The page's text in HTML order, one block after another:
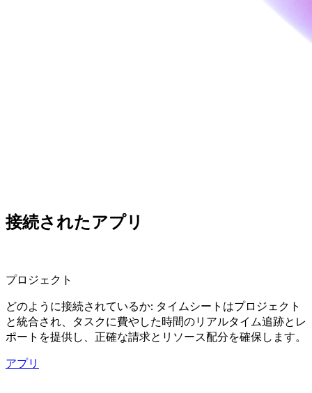
接続されたアプリ
プロジェクト
どのように接続されているか: タイムシートはプロジェクト
と統合され、タスクに費やした時間のリアルタイム追跡とレ
ポートを提供し、正確な請求とリソース配分を確保します。
アプリ